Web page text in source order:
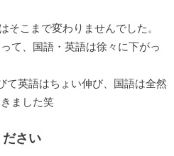
そこまで変わりませんでした。
て、国語・英語は徐々に下がっ
て英語はちょい伸び、国語は全然
ました笑
さい